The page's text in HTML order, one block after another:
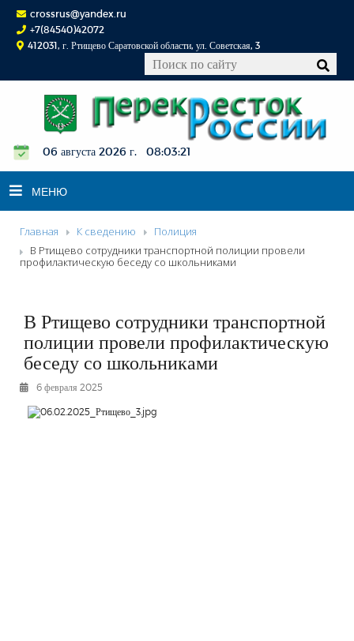
crossrus@yandex.ru
+7(84540)42072
412031, г. Ртищево Саратовской области, ул. Советская, 3
06 августа 2026 г. 08:03:22
МЕНЮ
НОВОСТИ
ОФИЦИАЛЬНО
КОНКУРСЫ
ФОТОРЕПОРТАЖИ
РЕКЛАМОДАТЕЛЯМ
ОБЪЯВЛЕНИЯ
КОНТАКТЫ
Главная К сведению
Полиция
В Ртищево сотрудники транспортной полиции провели
профилактическую беседу со школьниками
В Ртищево сотрудники транспортной
полиции провели профилактическую
беседу со школьниками
6 февраля 2025